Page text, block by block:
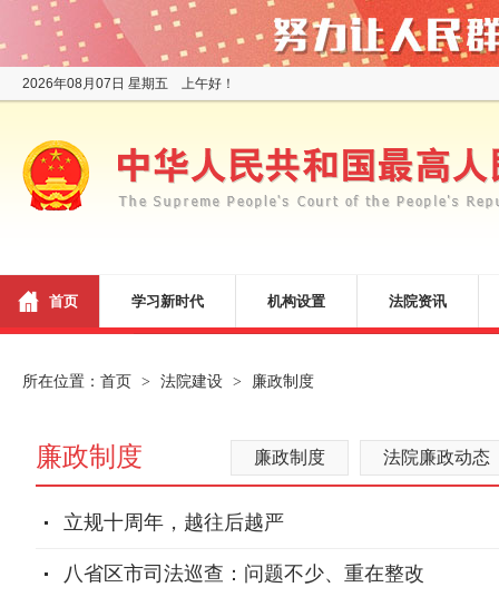
2026年08月07日 星期五 上午好！
首页 学习新时代 机构设置 法院资讯
所在位置： 首页 > 法院建设 > 廉政制度
廉政制度 廉政制度 法院廉政动态
立规十周年，越往后越严
八省区市司法巡查：问题不少、重在整改